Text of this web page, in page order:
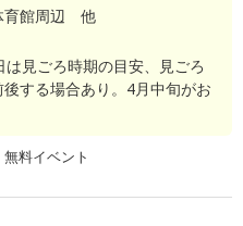
育館周辺 他
見ごろ時期の目安、見ごろ
する場合あり。4月中旬がお
無料イベント